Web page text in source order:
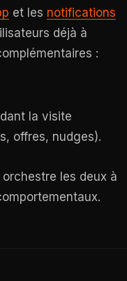
et les notifications
déjà à
:
la visite
offres, nudges).
les deux à